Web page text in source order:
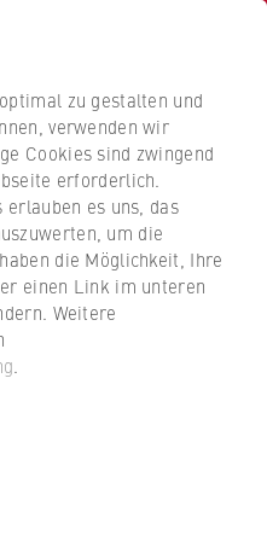
2026
mit der
der
Union und der
und Recht
zu gestalten und
verwenden wir
Cookies sind zwingend
erforderlich.
es uns, das
um die
die Möglichkeit, Ihre
einen Link im unteren
Weitere